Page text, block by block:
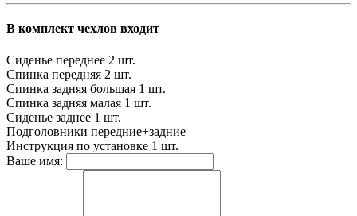
В комплект чехлов входит
Сиденье переднее 2 шт.
Спинка передняя 2 шт.
Спинка задняя большая 1 шт.
Спинка задняя малая 1 шт.
Сиденье заднее 1 шт.
Подголовники передние+задние
Инструкция по установке 1 шт.
Ваше имя: